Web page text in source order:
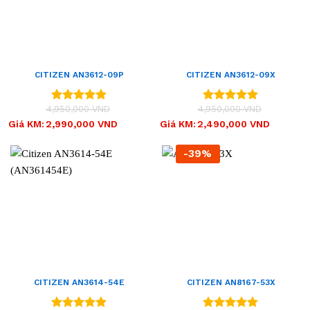
CITIZEN AN3612-09P
Được xếp
hạng5.00
4,950,000VND
Giá
gốc
2,990,000 VND
Giá
hiện
2,990,000 VND.
Giá KM:
CITIZEN AN3612-09X
Được xếp
hạng5.00
4,950,000VND
Giá
gốc
2,490,000 VND
Giá
hiện
2,490,000 VND.
Giá KM:
-39%
CITIZEN AN3614-54E
CITIZEN AN8167-53X